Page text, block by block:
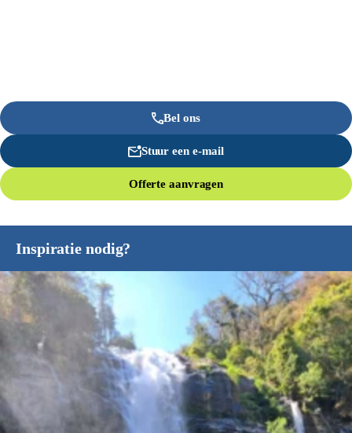
Bel ons
Stuur een e-mail
Offerte aanvragen
Inspiratie nodig?